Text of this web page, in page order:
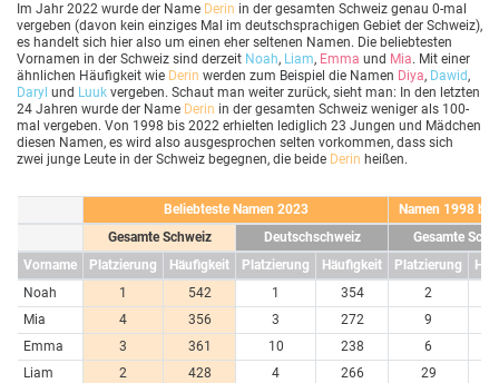
Im Jahr 2022 wurde der Name Derin in der gesamten Schweiz genau 0-mal
vergeben (davon kein einziges Mal im deutschsprachigen Gebiet der Schweiz),
es handelt sich hier also um einen eher seltenen Namen. Die beliebtesten
Vornamen in der Schweiz sind derzeit Noah, Liam, Emma und Mia. Mit einer
ähnlichen Häufigkeit wie Derin werden zum Beispiel die Namen Diya, Dawid,
Daryl und Luuk vergeben. Schaut man weiter zurück, sieht man: In den letzten
24 Jahren wurde der Name Derin in der gesamten Schweiz weniger als 100-
mal vergeben. Von 1998 bis 2022 erhielten lediglich 23 Jungen und Mädchen
diesen Namen, es wird also ausgesprochen selten vorkommen, dass sich
zwei junge Leute in der Schweiz begegnen, die beide Derin heißen.
Beliebteste Namen 2023
Namen 1998
Gesamte Schweiz
Deutschschweiz
Gesamte
Vorname
Platzierung Häufigkeit Platzierung Häufigkeit Platzierung
Noah
1 542 1 354 2
Mia
4 356 3 272 9
Emma
3 361 10 238 6
Liam
2 428 4 266 29